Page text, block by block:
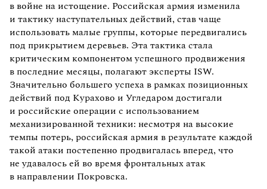
в войне на истощение. Российская армия изменила
и тактику наступательных действий, став чаще
использовать малые группы, которые передвигались
под прикрытием деревьев. Эта тактика стала
критическим компонентом успешного продвижения
в последние месяцы, полагают эксперты ISW.
Значительно большего успеха в рамках позиционных
действий под Курахово и Угледаром достигали
и российские операции с использованием
механизированной техники: несмотря на высокие
темпы потерь, российская армия в результате каждой
такой атаки постепенно продвигалась вперед, что
не удавалось ей во время фронтальных атак
в направлении Покровска.